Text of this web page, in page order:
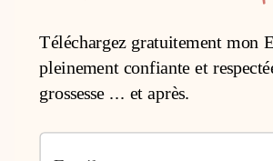
Téléchargez gratuitement mon
pleinement confiante et
grossesse ... et après.